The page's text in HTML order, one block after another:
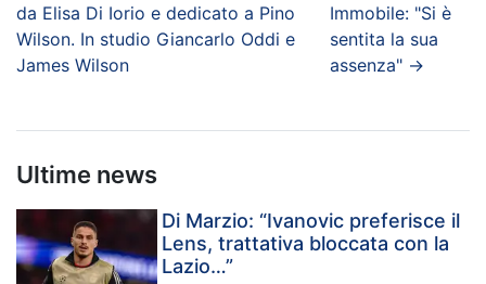
da Elisa Di Iorio e dedicato a Pino
Wilson. In studio Giancarlo Oddi e
James Wilson
Immobile: "Si è
sentita la sua
assenza"→
Ultime news
Di Marzio: “Ivanovic preferisce il
Lens, trattativa bloccata con la
Lazio…”